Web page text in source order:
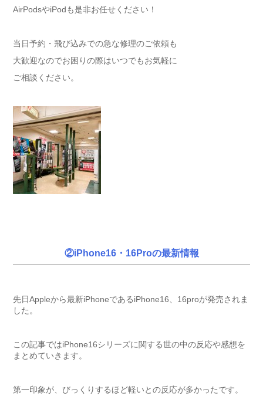
AirPodsやiPodも是非お任せください！
当日予約・飛び込みでの急な修理のご依頼も
大歓迎なのでお困りの際はいつでもお気軽に
ご相談ください。
②iPhone16・16Proの最新情報
先日Appleから最新iPhoneであるiPhone16、16proが発売されま
した。
この記事ではiPhone16シリーズに関する世の中の反応や感想を
まとめていきます。
第一印象が、びっくりするほど軽いとの反応が多かったです。